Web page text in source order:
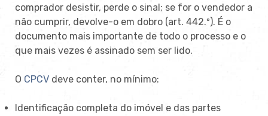
comprador desistir, perde o sinal; se for o vendedor a
não cumprir, devolve-o em dobro (art. 442.º). É o
documento mais importante de todo o processo e o
que mais vezes é assinado sem ser lido.
O CPCV deve conter, no mínimo:
Identificação completa do imóvel e das partes